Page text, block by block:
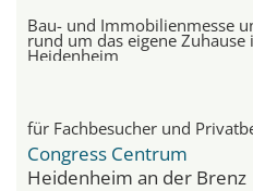
Bau- und Immobilienmesse
rund um das eigene
Heidenheim
für Fachbesucher und
Congress Centrum
Heidenheim an der Brenz